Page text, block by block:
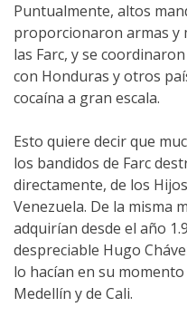
Puntualmente, altos
proporcionaron armas y
las Farc, y se
con Honduras y otros
cocaína a gran escala.
Esto quiere decir que
los bandidos de Farc
directamente, de los
Venezuela. De la misma
adquirían desde el año
despreciable Hugo
lo hacían en su
Medellín y de Cali.